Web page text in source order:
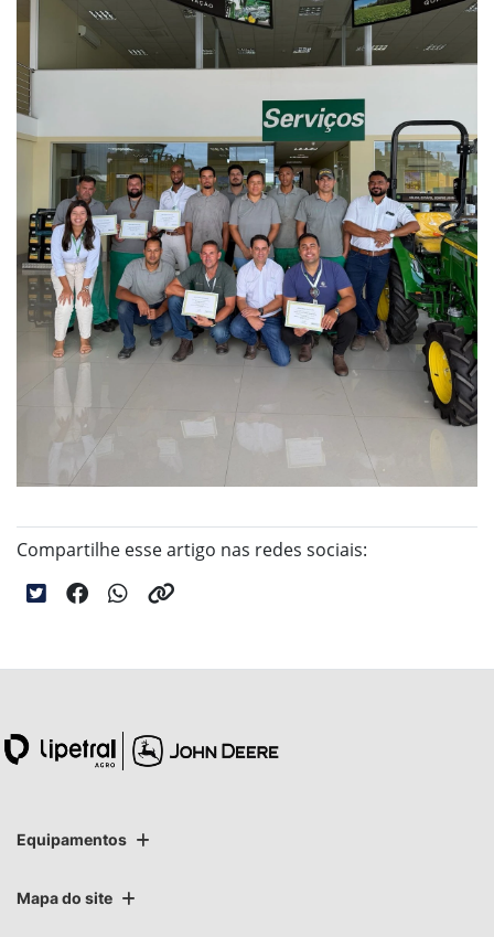
Compartilhe esse artigo nas redes sociais:
Equipamentos
Mapa do site